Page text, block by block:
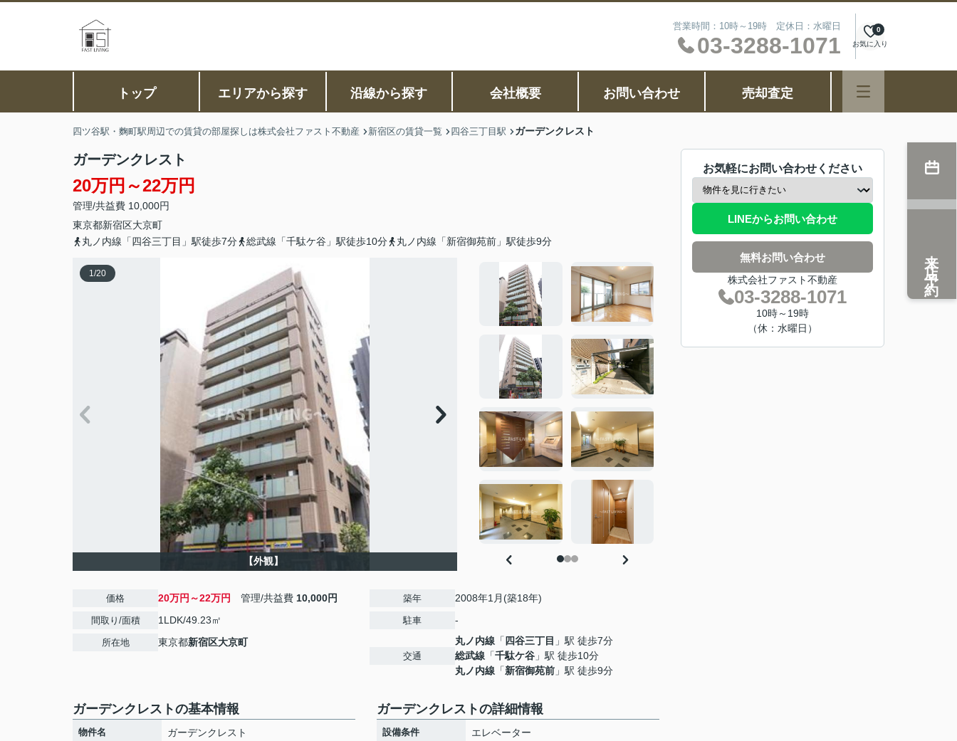
営業時間：10時～19時 定休日：水曜日
03-3288-1071 お気に入り
0
トップ エリアから探す 沿線から探す 会社概要 お問い合わせ 売却査定
四ツ谷駅・麴町駅周辺での賃貸の部屋探しは株式会社ファスト不動産 新宿区の賃貸一覧 四谷三丁目駅 ガーデンクレスト
ガーデンクレスト
20万円～22万円
管理/共益費 10,000円
東京都新宿区大京町
丸ノ内線「四谷三丁目」駅徒歩7分
総武線「千駄ケ谷」駅徒歩10分 丸ノ内線「新宿御苑前」駅徒歩9分
1/20
【外観】
価格 20万円～22万円 管理/共益費 10,000円
間取り/面積 1LDK/49.23㎡
所在地 東京都新宿区大京町
築年 2008年1月(築18年)
駐車 -
交通
丸ノ内線 「 四谷三丁目 」駅 徒歩7分
総武線 「千駄ケ谷 」駅 徒歩10分
丸ノ内線 「新宿御苑前 」駅 徒歩9分
ガーデンクレストの基本情報
物件名 ガーデンクレスト
ガーデンクレストの詳細情報
設備条件
エレベーター
お気軽にお問い合わせください
LINEからお問い合わせ
無料お問い合わせ
株式会社ファスト不動産
03-3288-1071
10時～19時
（休：水曜日）
来店予約